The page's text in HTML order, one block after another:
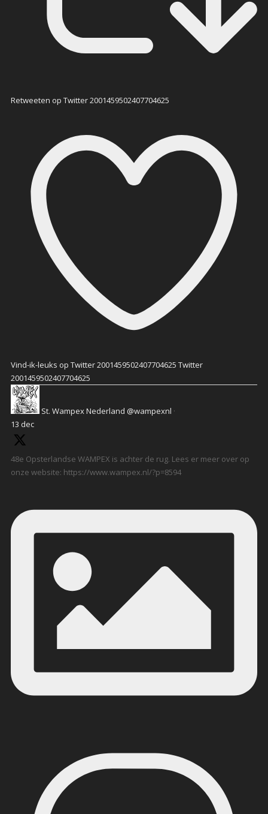
Retweeten op Twitter 2001459502407704625
Vind-ik-leuks op Twitter 2001459502407704625 Twitter
2001459502407704625
St. Wampex Nederland @wampexnl ·
13 dec
48e Opsterlandse WAMPEX is achter de rug. Lees er meer over op
onze website: https://www.wampex.nl/?p=8594